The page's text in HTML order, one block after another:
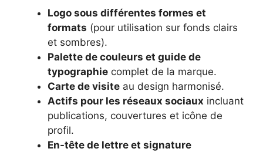
Logo sous différentes formes et
formats (pour utilisation sur fonds clairs
et sombres).
Palette de couleurs et guide de
typographie complet de la marque.
Carte de visite au design harmonisé.
Actifs pour les réseaux sociaux incluant
publications, couvertures et icône de
profil.
En-tête de lettre et signature